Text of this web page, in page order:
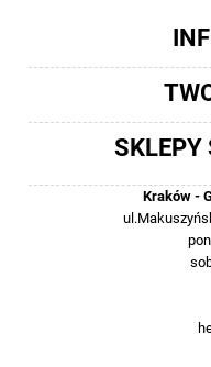
SKLEPY
Kraków -